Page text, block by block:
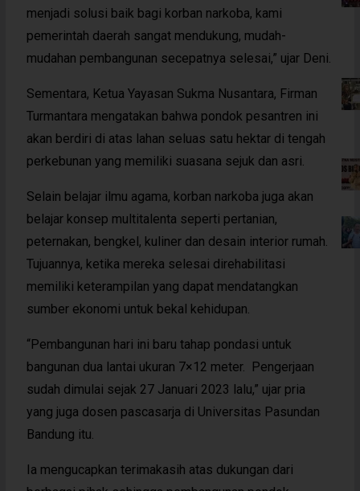
menjadi solusi baik bagi korban narkoba, kami
pemerintah daerah sangat mendukung, mudah-
mudahan pembangunan secepatnya selesai,” ujar Deni.
Sementara, Ketua Yayasan Sukma Nusantara, Firman
Turmantara mengatakan bahwa pondok pesantren ini
akan berdiri di atas lahan seluas satu hektar di tengah
perkebunan yang memiliki suasana sejuk dan asri.
Selain belajar ilmu agama, korban narkoba juga akan
belajar konsep multitalenta seperti pertanian,
peternakan, bengkel, kuliner dan desain interior rumah.
Tujuannya, ketika mereka selesai direhabilitasi
memiliki keterampilan yang dapat mendatangkan
sumber ekonomi untuk bekal kehidupan.
“Pembangunan hari ini baru tahap pondasi untuk
bangunan dua lantai ukuran 7×12 meter. Pengerjaan
sudah dimulai sejak 27 Januari 2023 lalu,” ujar pria
yang juga dosen pascasarja di Universitas Pasundan
Bandung itu.
Ia mengucapkan terimakasih atas dukungan dari